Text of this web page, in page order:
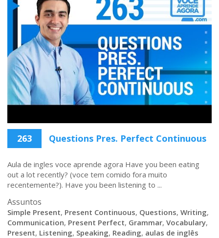
263 Questions Pres. Perfect Continuous
Aula de ingles voce aprende agora Have you been eating
out a lot recently? (voce tem comido fora muito
recentemente?). Have you been listening to ...
Assuntos
Simple Present, Present Continuous, Questions, Writing,
Communication, Present Perfect, Grammar, Vocabulary,
Present, Listening, Speaking, Reading, aulas de inglês